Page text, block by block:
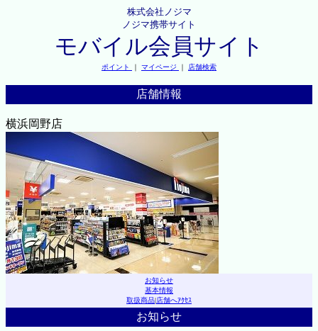
株式会社ノジマ
ノジマ携帯サイト
モバイル会員サイト
ポイント ｜ マイページ ｜ 店舗検索
店舗情報
横浜岡野店
お知らせ
基本情報
取扱商品|店舗へｱｸｾｽ
お知らせ